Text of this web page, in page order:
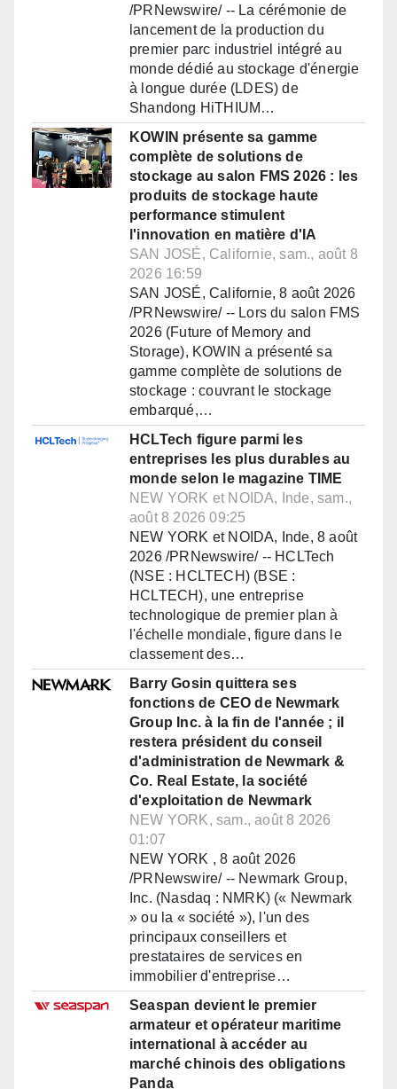
/PRNewswire/ -- La cérémonie de
lancement de la production du
premier parc industriel intégré au
monde dédié au stockage d'énergie
à longue durée (LDES) de
Shandong HiTHIUM…
KOWIN présente sa gamme
complète de solutions de
stockage au salon FMS 2026 : les
produits de stockage haute
performance stimulent
l'innovation en matière d'IA
SAN JOSÉ, Californie, sam., août 8
2026 16:59
SAN JOSÉ, Californie, 8 août 2026
/PRNewswire/ -- Lors du salon FMS
2026 (Future of Memory and
Storage), KOWIN a présenté sa
gamme complète de solutions de
stockage : couvrant le stockage
embarqué,…
HCLTech figure parmi les
entreprises les plus durables au
monde selon le magazine TIME
NEW YORK et NOIDA, Inde, sam.,
août 8 2026 09:25
NEW YORK et NOIDA, Inde, 8 août
2026 /PRNewswire/ -- HCLTech
(NSE : HCLTECH) (BSE :
HCLTECH), une entreprise
technologique de premier plan à
l'échelle mondiale, figure dans le
classement des…
Barry Gosin quittera ses
fonctions de CEO de Newmark
Group Inc. à la fin de l'année ; il
restera président du conseil
d'administration de Newmark &
Co. Real Estate, la société
d'exploitation de Newmark
NEW YORK, sam., août 8 2026
01:07
NEW YORK , 8 août 2026
/PRNewswire/ -- Newmark Group,
Inc. (Nasdaq : NMRK) (« Newmark
» ou la « société »), l'un des
principaux conseillers et
prestataires de services en
immobilier d'entreprise…
Seaspan devient le premier
armateur et opérateur maritime
international à accéder au
marché chinois des obligations
Panda